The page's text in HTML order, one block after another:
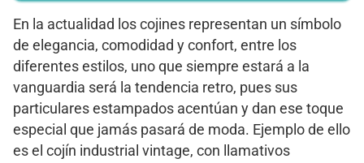
En la actualidad los cojines representan un símbolo
de elegancia, comodidad y confort, entre los
diferentes estilos, uno que siempre estará a la
vanguardia será la tendencia retro, pues sus
particulares estampados acentúan y dan ese toque
especial que jamás pasará de moda. Ejemplo de ello
es el cojín industrial vintage, con llamativos